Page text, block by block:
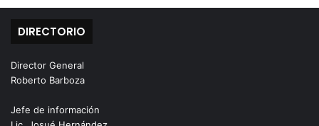
DIRECTORIO
Director General
Roberto Barboza
Jefe de información